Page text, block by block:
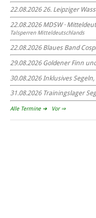
beim CYCM
für alle Segler am See
Mitteldeutsche Segelwoche
22. – 30. August 2026 in
Goldener Finn und FD 2026
29. – 30. August 2026
beim SCHP auf der
22.08.2026 26. Leipziger
22.08.2026 MDSW ·
Tal­sperren Mittel­deut­sch­lands
22.08.2026 Blaues Band
29.08.2026 Goldener Finn und
30.08.2026 Inklusives Segeln,
31.08.2026 Trainingslager
Alle Termine ➔ Vor ⇒